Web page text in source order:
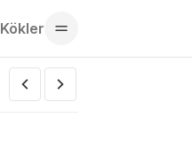
Kökler